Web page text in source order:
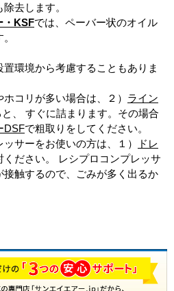
去します。
・KSFでは、ペーバー状のオイル
環境から考慮することもありま
コリが多い場合は、２） ライン
、 すぐに詰まります。その場合
DSFで粗取りをしてください。
サーをお使いの方は、１）
ドレ
ください。 レシプロコンプレッサ
触するので、ごみが多く出るか